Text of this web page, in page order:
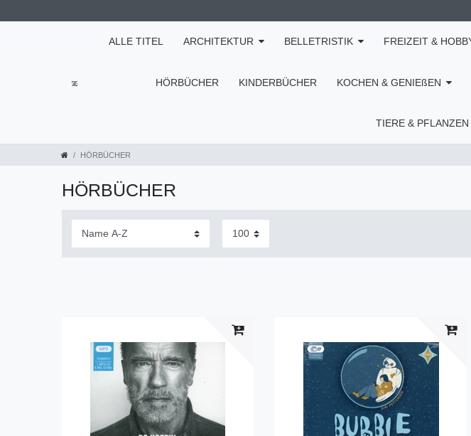
ALLE TITEL ARCHITEKTUR BELLETRISTIK FREIZEIT &
HÖRBÜCHER KINDERBÜCHER KOCHEN & GENIEßEN
TIERE & PFLANZEN
HÖRBÜCHER
HÖRBÜCHER